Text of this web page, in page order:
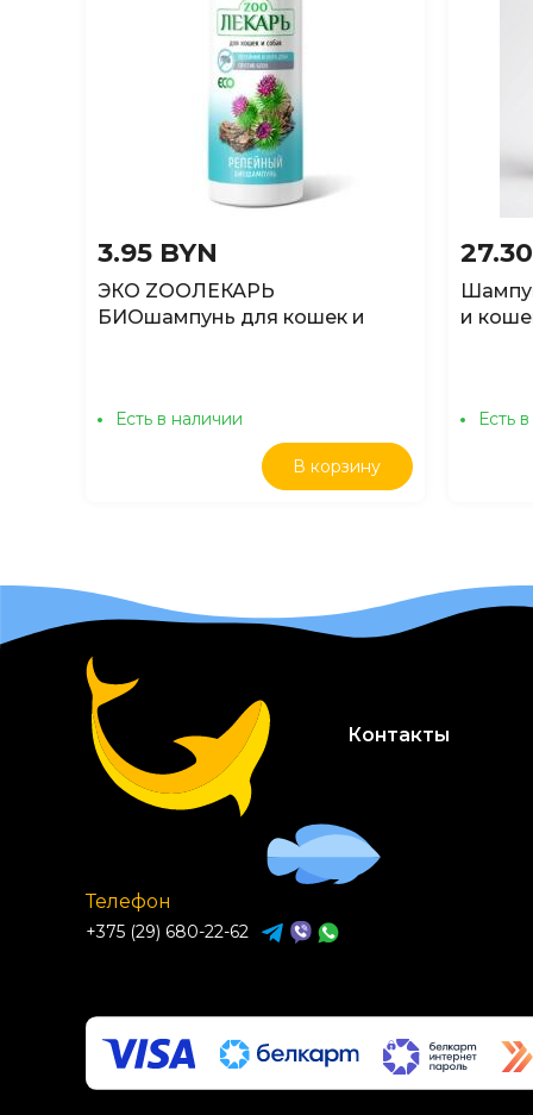
3.95 BYN
ЭКО ZOOЛЕКАРЬ
БИОшампунь для кошек и
Есть в наличии
В корзину
и
Есть
Контакты
Телефон
+375 (29) 680-22-62